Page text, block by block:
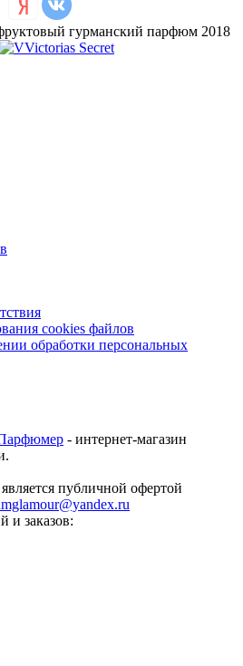
гурманский парфюм 2018
cookies файлов
обработки персональных
- интернет-магазин
публичной офертой
и заказов: